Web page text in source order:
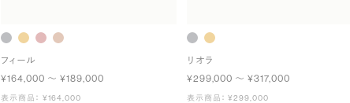
フィール
¥164,000 〜 ¥189,000
表示商品： ¥164,000
リオラ
¥299,000 〜 ¥317,000
表示商品： ¥299,000